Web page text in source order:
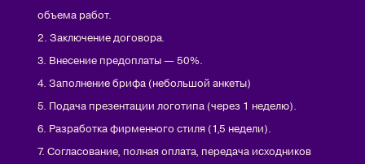
объема работ.
2. Заключение договора.
3. Внесение предоплаты — 50%.
4. Заполнение брифа (небольшой анкеты)
5. Подача презентации логотипа (через 1 неделю).
6. Разработка фирменного стиля (1,5 недели).
7. Согласование, полная оплата, передача исходников